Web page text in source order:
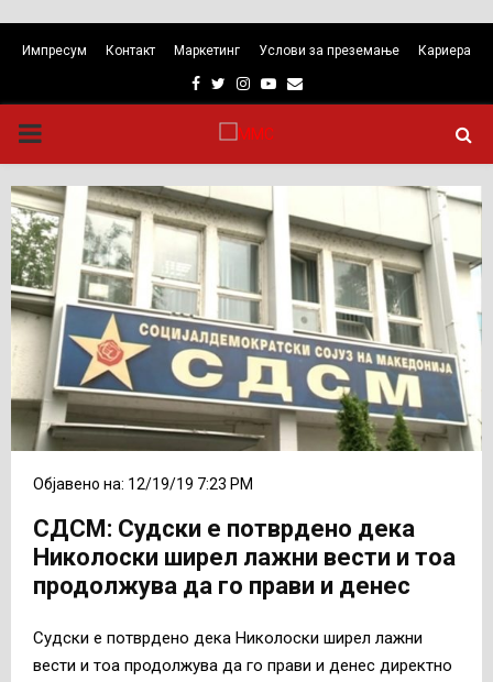
Импресум Контакт Маркетинг Услови за преземање Кариера
Facebook
TwitterInstagram
Youtube
Email
PRIMARY
MENU
Објавено на: 12/19/19 7:23 PM
СДСМ: Судски е потврдено дека
Николоски ширел лажни вести и тоа
продолжува да го прави и денес
Судски е потврдено дека Николоски ширел лажни
вести и тоа продолжува да го прави и денес директно